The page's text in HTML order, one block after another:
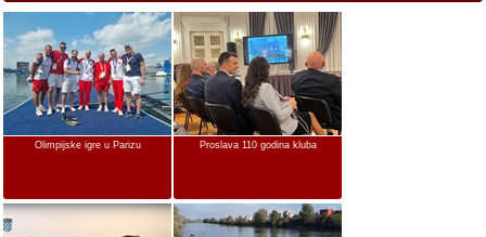
Olimpijske igre u Parizu Proslava 110 godina kluba